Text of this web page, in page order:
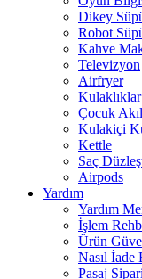
Dikey
Robot
Kahve
Televizyon
Airfryer
Kulaklıklar
Çocuk
Kulakiçi
Kettle
Saç
Airpods
Yardım
Yardım
İşlem
Ürün
Nasıl İade
Pasaj